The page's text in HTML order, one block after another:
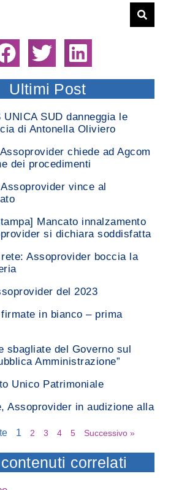
Ultimi Post
UNICA SUD danneggia le
di Antonella Oliviero
chiede ad Agcom
dei procedimenti
vince al
Mancato innalzamento
si dichiara soddisfatta
Assoprovider boccia la
del 2023
in bianco – prima
sbagliate del Governo sul
Amministrazione”
Unico Patrimoniale
Assoprovider in audizione alla
1 2 3 4 5 Successivo »
correlati